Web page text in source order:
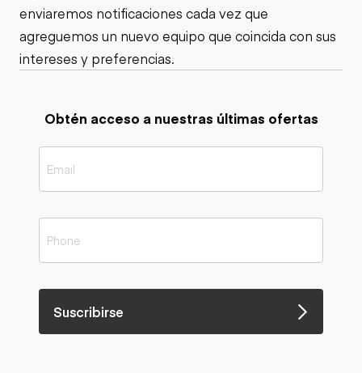
enviaremos notificaciones cada vez que
agreguemos un nuevo equipo que coincida con sus
intereses y preferencias.
Obtén acceso a nuestras últimas ofertas
Suscribirse